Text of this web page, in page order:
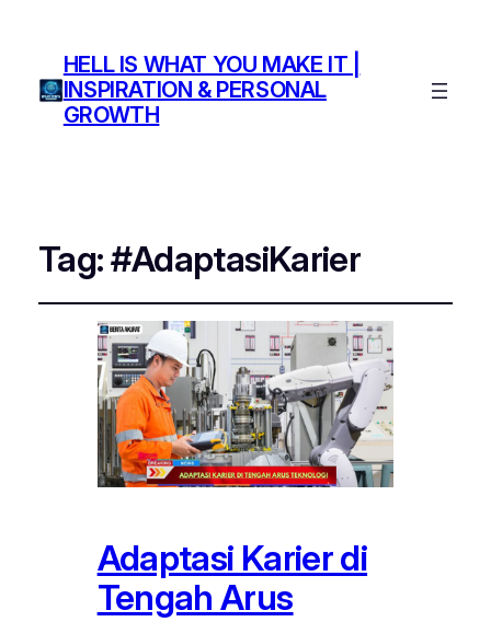
HELL IS WHAT YOU MAKE IT |
INSPIRATION & PERSONAL
GROWTH
Tag:#AdaptasiKarier
Adaptasi Karier di
Tengah Arus